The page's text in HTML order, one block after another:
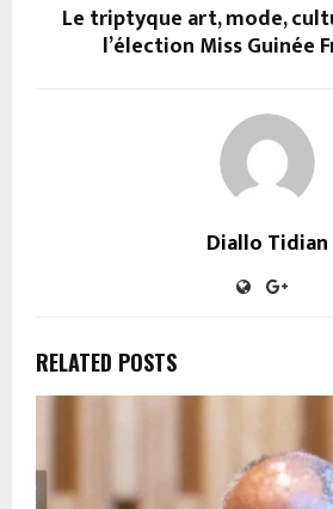
Le triptyque art, mode,
l’élection Miss Guinée
Diallo Tidian
RELATED POSTS